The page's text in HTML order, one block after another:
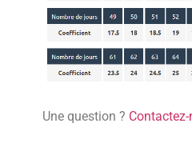
Une question ?